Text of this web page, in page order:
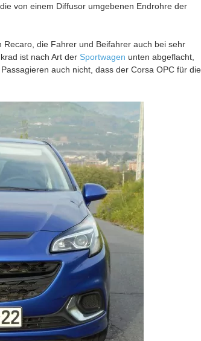
von einem Diffusor umgebenen Endrohre der
die Fahrer und Beifahrer auch bei sehr
ist nach Art der Sportwagen unten abgeflacht,
auch nicht, dass der Corsa OPC für die